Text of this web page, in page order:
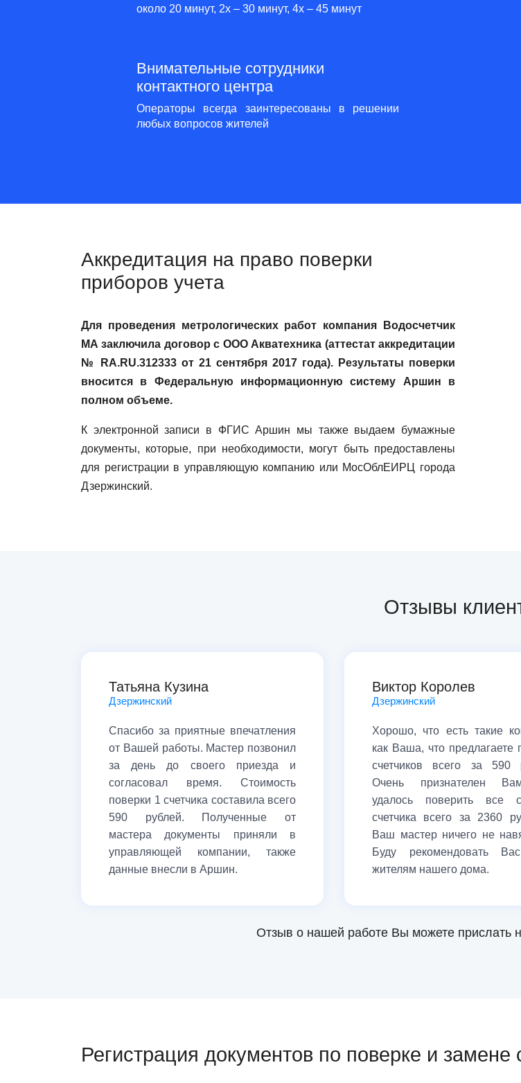
около 20 минут, 2х – 30 минут, 4х – 45 минут
Внимательные сотрудники
контактного центра
Операторы всегда заинтересованы в решении
любых вопросов жителей
Аккредитация на право поверки
приборов учета
Для проведения метрологических работ компания Водосчетчик
МА заключила договор с ООО Акватехника (аттестат аккредитации
№ RA.RU.312333 от 21 сентября 2017 года). Результаты поверки
вносится в Федеральную информационную систему Аршин в
полном объеме.
К электронной записи в ФГИС Аршин мы также выдаем бумажные
документы, которые, при необходимости, могут быть предоставлены
для регистрации в управляющую компанию или МосОблЕИРЦ города
Дзержинский.
Отзывы
Татьяна Кузина
Дзержинский
Спасибо за приятные впечатления
от Вашей работы. Мастер позвонил
за день до своего приезда и
согласовал время. Стоимость
поверки 1 счетчика составила всего
590 рублей. Полученные от
мастера документы приняли в
управляющей компании, также
данные внесли в Аршин.
Виктор Королев
Дзержинский
Хорошо, что есть такие
как Ваша, что предлагаете
счетчиков всего за 590
Очень признателен
удалось поверить все
счетчика всего за 2360
Ваш мастер ничего не
Буду рекомендовать
жителям нашего дома.
Отзыв о нашей работе Вы можете прислать
Регистрация документов по поверке и